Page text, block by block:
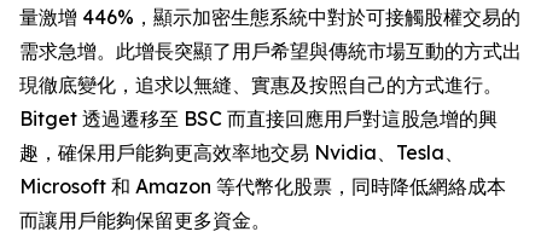
量激增 446%，顯示加密生態系統中對於可接觸股權交易的
需求急增。此增長突顯了用戶希望與傳統市場互動的方式出
現徹底變化，追求以無縫、實惠及按照自己的方式進行。
Bitget 透過遷移至 BSC 而直接回應用戶對這股急增的興
趣，確保用戶能夠更高效率地交易 Nvidia、Tesla、
Microsoft 和 Amazon 等代幣化股票，同時降低網絡成本
而讓用戶能夠保留更多資金。